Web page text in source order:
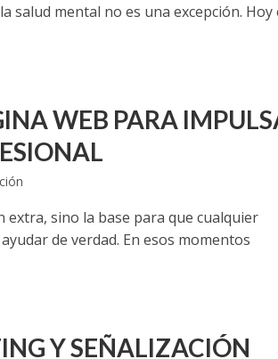
salud mental no es una excepción. Hoy
WEB PARA
extra, sino la base para que cualquier
de verdad. En esos momentos
Y SEÑALIZACIÓN